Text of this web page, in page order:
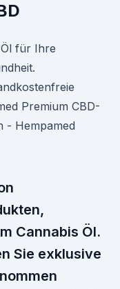
für Ihre
Premium CBD-
- Hempamed
Cannabis Öl.
Sie exklusive